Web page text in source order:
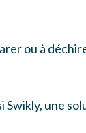
ou à
Swikly, une